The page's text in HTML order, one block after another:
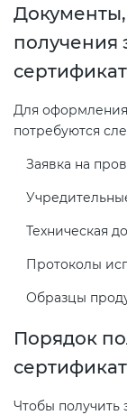
получения
Для оформления
потребуются
Заявка на
Техническая
Протоколы
Образцы
Порядок
Чтобы получить